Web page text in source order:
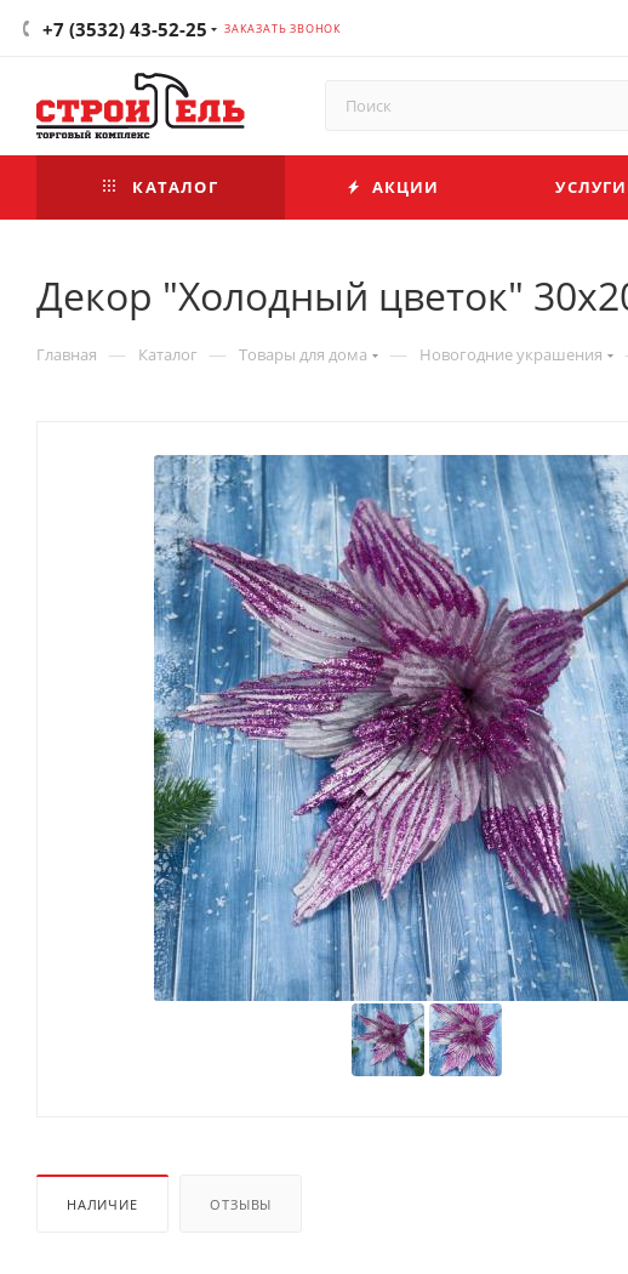
+7 (3532) 43-52-25 ЗАКАЗАТЬ ЗВОНОК
КАТАЛОГ АКЦИИ УСЛУГИ
Декор "Холодный цветок"
Главная — Каталог — Товары для дома — Новогодние украшения
НАЛИЧИЕ ОТЗЫВЫ